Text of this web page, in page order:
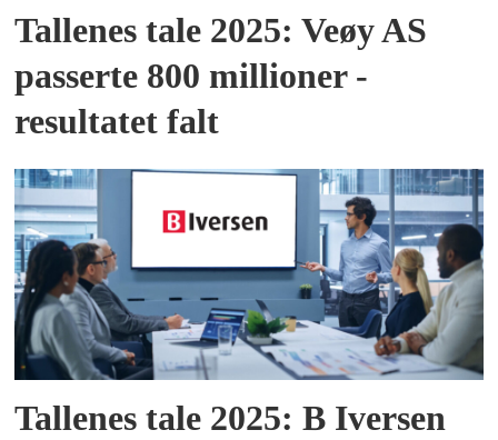
Tallenes tale 2025: Veøy AS
passerte 800 millioner -
resultatet falt
Tallenes tale 2025: B Iversen